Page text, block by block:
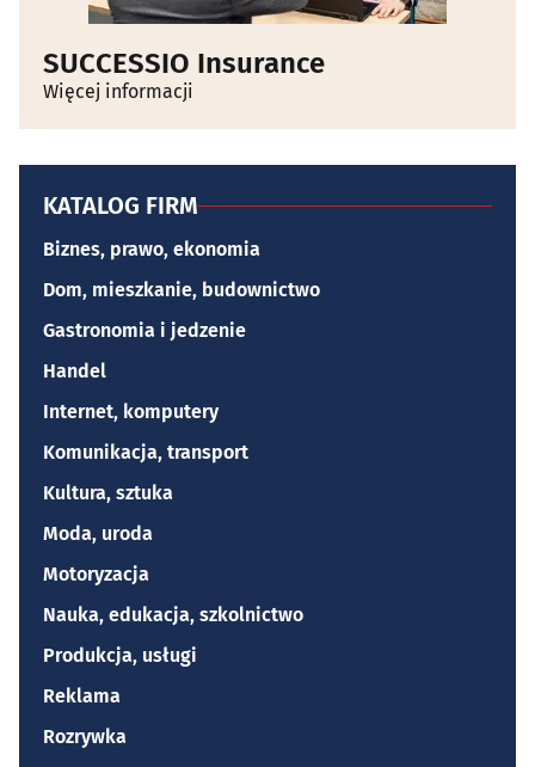
SUCCESSIO Insurance
Więcej informacji
KATALOG FIRM
Biznes, prawo, ekonomia
Dom, mieszkanie, budownictwo
Gastronomia i jedzenie
Handel
Internet, komputery
Komunikacja, transport
Kultura, sztuka
Moda, uroda
Motoryzacja
Nauka, edukacja, szkolnictwo
Produkcja, usługi
Reklama
Rozrywka